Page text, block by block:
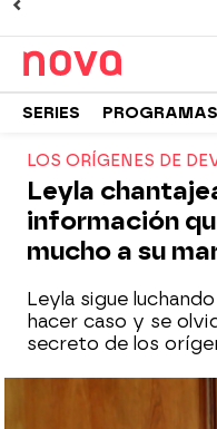
SERIES PROGRAMAS
LOS ORÍGENES DE
Leyla
información
mucho a su
Leyla sigue
hacer caso y se
secreto de los